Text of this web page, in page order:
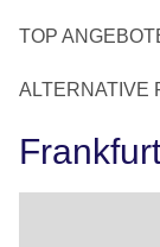
TOP
ALTERNATIVE